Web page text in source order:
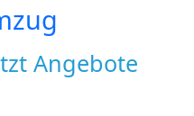
Angebote